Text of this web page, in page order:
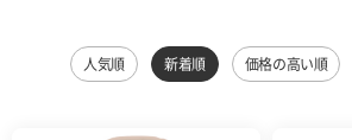
人気順 新着順 価格の高い順